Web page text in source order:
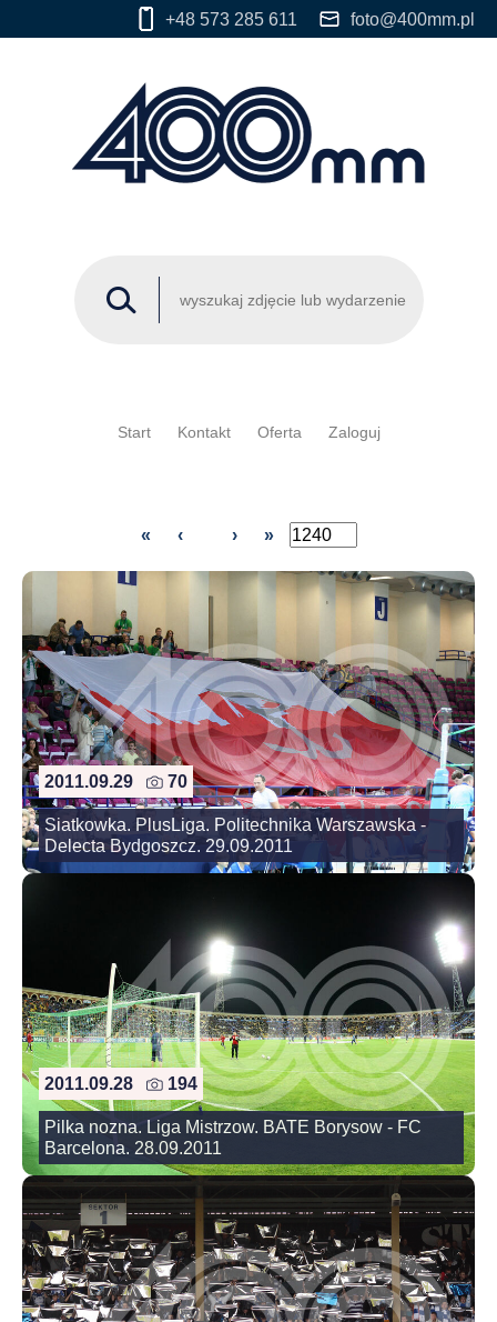
+48 573 285 611 foto@400mm.pl
Start Kontakt Oferta Zaloguj
« ‹ › »
2011.09.29 70
Siatkowka. PlusLiga. Politechnika Warszawska -
Delecta Bydgoszcz. 29.09.2011
2011.09.28 194
Pilka nozna. Liga Mistrzow. BATE Borysow - FC
Barcelona. 28.09.2011